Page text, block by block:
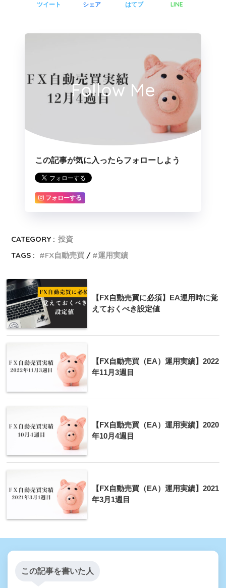
ツイート シェア はてブ LINE
Follow Me
この記事が気に入ったらフォローしよう
フォローする
CATEGORY : 投資
TAGS :
FX自動売買 運用実績
【FX自動売買に必須】EA運用時に覚
えておくべき設定値
【FX自動売買（EA）運用実績】2022
年11月3週目
【FX自動売買（EA）運用実績】2020
年10月4週目
【FX自動売買（EA）運用実績】2021
年3月1週目
この記事を書いた人